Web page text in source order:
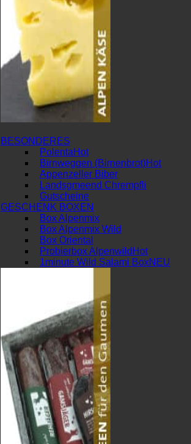
BESONDERES
Polenta
Birnweggen (Birnenbrot)
Appenzeller Biber
Landsgmeend Chrempfli
Gutscheine
GESCHENK BOXEN
Box Alpenmix
Box Alpenmix Wild
Box Oriental
Probierbox Alpenwild
1minute Wild Salami Box